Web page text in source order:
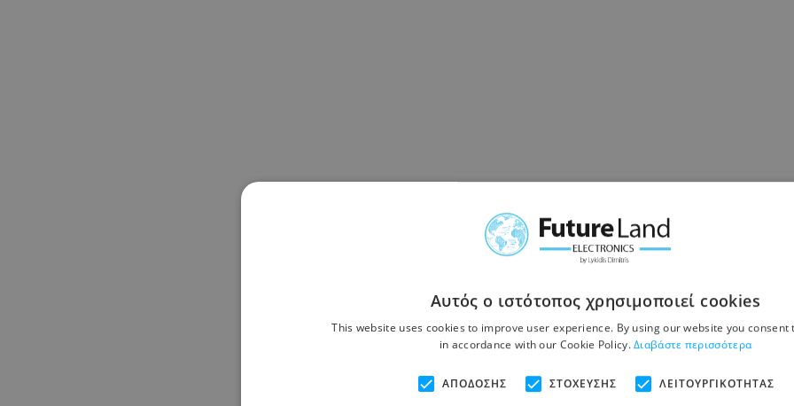
Αυτός ο ιστότοπος χρησιμοποιεί cookies
This website uses cookies to improve user experience. By using our website you consent
in accordance with our Cookie Policy.Διαβάστε περισσότερα
ΑΠΌΔΟΣΗΣ ΣΤΌΧΕΥΣΗΣ ΛΕΙΤΟΥΡΓΙΚΌΤΗΤΑΣ